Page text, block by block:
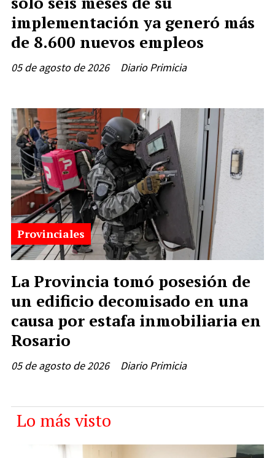
implementación ya generó más
de 8.600 nuevos empleos
Diario Primicia
05 de agosto de 2026
La Provincia tomó posesión de
un edificio decomisado en una
causa por estafa inmobiliaria en
Rosario
Diario Primicia
Provinciales
05 de agosto de 2026
Lo más visto